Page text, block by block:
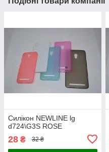
Силікон NEWLINE lg
d724\G3S ROSE
28 ₴ 32 ₴